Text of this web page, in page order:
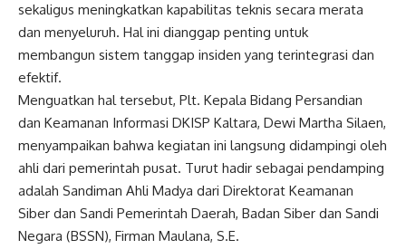
sekaligus meningkatkan kapabilitas teknis secara merata
dan menyeluruh. Hal ini dianggap penting untuk
membangun sistem tanggap insiden yang terintegrasi dan
efektif.
Menguatkan hal tersebut, Plt. Kepala Bidang Persandian
dan Keamanan Informasi DKISP Kaltara, Dewi Martha Silaen,
menyampaikan bahwa kegiatan ini langsung didampingi oleh
ahli dari pemerintah pusat. Turut hadir sebagai pendamping
adalah Sandiman Ahli Madya dari Direktorat Keamanan
Siber dan Sandi Pemerintah Daerah, Badan Siber dan Sandi
Negara (BSSN), Firman Maulana, S.E.